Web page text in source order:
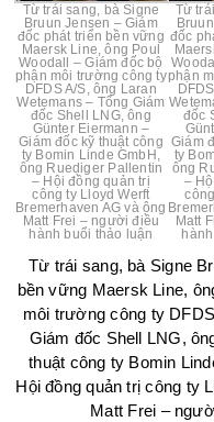
Từ trái sang, bà Signe
Bruun Jensen – Giám
đốc phát triển bền vững
Maersk Line, ông Poul
Woodall – Giám đốc bộ
phận môi trường công ty
DFDS A/S, ông Laran
Wetemans – Tổng Giám
đốc Shell LNG, ông
Günter Eiermann –
Giám đốc kỹ thuật công
ty Bomin Linde GmbH,
ông Ruediger Pallentin
– Hội đồng quản trị
công ty Lloyd Werft
Bremerhaven AG và ông
Matt Frei – người điều
hành buổi thảo luận
Từ
đốc
phận
đốc
Giám
ty
ông
–
Matt
Từ trái sang, bà Signe
bền vững Maersk Line,
môi trường công ty
Giám đốc Shell LNG,
thuật công ty Bomin
Hội đồng quản trị công ty
Matt Frei –